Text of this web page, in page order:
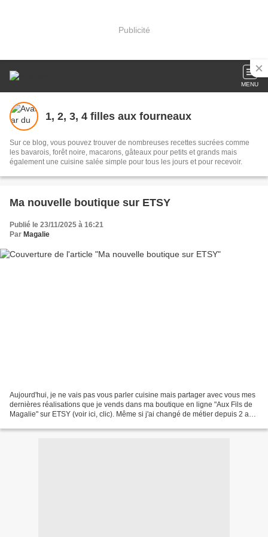
Publicité
MENU
1, 2, 3, 4 filles aux fourneaux
Sur ce blog, vous pouvez trouver de nombreuses recettes sucrées comme
les bavarois, forêt noire, macarons, gâteaux pour petits et grands mais
également une cuisine salée simple pour tous les jours et pour recevoir.
Ma nouvelle boutique sur ETSY
Publié le 23/11/2025 à 16:21
Par Magalie
Aujourd'hui, je ne vais pas vous parler cuisine mais partager avec vous mes
dernières réalisations que je vends dans ma boutique en ligne "Aux Fils de
Magalie" sur ETSY (voir ici, clic). Même si j'ai changé de métier depuis 2 ans